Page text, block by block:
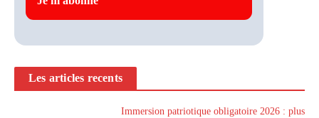
Les articles recents
Immersion patriotique obligatoire 2026 : plus